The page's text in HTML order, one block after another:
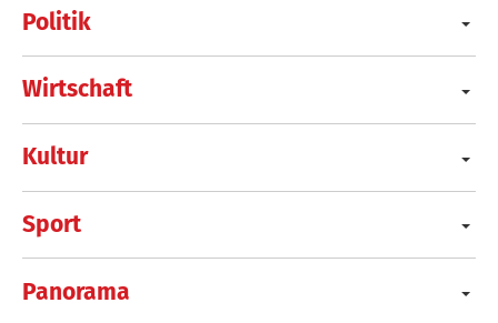
Politik
Wirtschaft
Kultur
Sport
Panorama